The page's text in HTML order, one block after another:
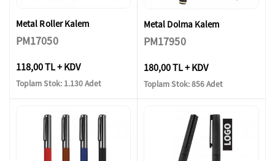
Metal Roller Kalem
PM17050
118,00 TL + KDV
Toplam Stok: 1.130 Adet
Metal Dolma Kalem
PM17950
180,00 TL + KDV
Toplam Stok: 856 Adet